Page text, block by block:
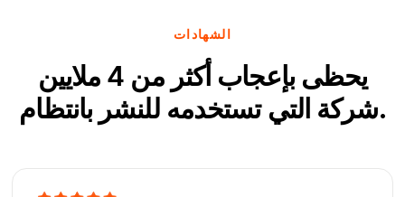
الشهادات
يحظى بإعجاب أكثر من 4 ملايين
شركة التي تستخدمه للنشر بانتظام.